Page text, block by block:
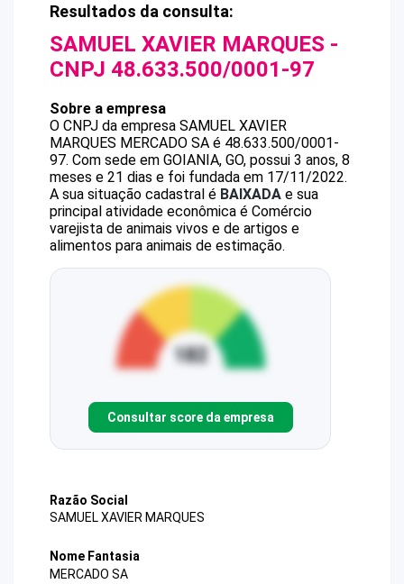
Resultados da consulta:
SAMUEL XAVIER MARQUES -
CNPJ 48.633.500/0001-97
Sobre a empresa
O CNPJ da empresa SAMUEL XAVIER
MARQUES MERCADO SA é 48.633.500/0001-
97. Com sede em GOIANIA, GO, possui 3 anos, 8
meses e 21 dias e foi fundada em 17/11/2022.
A sua situação cadastral é BAIXADA e sua
principal atividade econômica é Comércio
varejista de animais vivos e de artigos e
alimentos para animais de estimação.
Consultar score da empresa
Razão Social
SAMUEL XAVIER MARQUES
Nome Fantasia
MERCADO SA